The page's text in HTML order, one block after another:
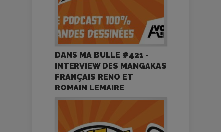
DANS MA BULLE #421 -
INTERVIEW DES MANGAKAS
FRANÇAIS RENO ET
ROMAIN LEMAIRE